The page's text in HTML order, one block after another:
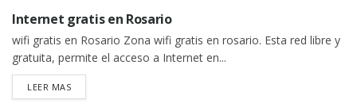
Internet gratis en Rosario
wifi gratis en Rosario Zona wifi gratis en rosario. Esta red libre y
gratuita, permite el acceso a Internet en...
LEER MASDETAILS